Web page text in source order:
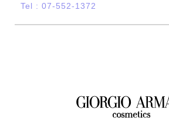
Tel : 07-552-1372